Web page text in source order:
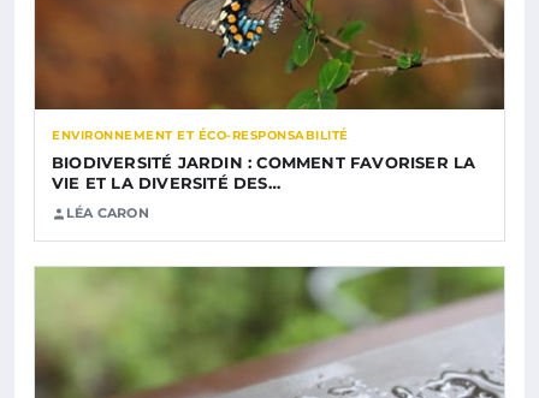
ENVIRONNEMENT ET ÉCO-RESPONSABILITÉ
BIODIVERSITÉ JARDIN : COMMENT FAVORISER LA
VIE ET LA DIVERSITÉ DES…
LÉA CARON